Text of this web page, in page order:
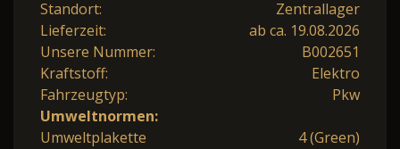
Standort:
Zentrallager
Lieferzeit:
ab ca. 19.08.2026
Unsere Nummer:
B002651
Kraftstoff:
Elektro
Fahrzeugtyp:
Pkw
Umweltnormen:
Umweltplakette
4 (Green)